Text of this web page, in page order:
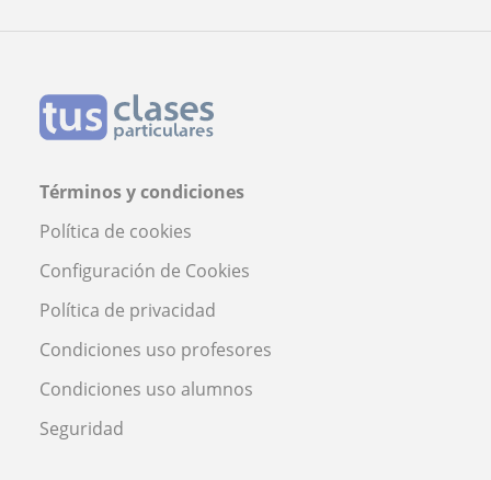
Términos y condiciones
Política de cookies
Configuración de Cookies
Política de privacidad
Condiciones uso profesores
Condiciones uso alumnos
Seguridad